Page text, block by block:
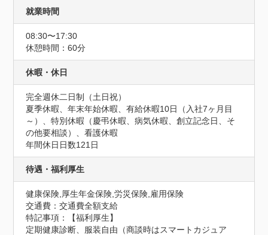
就業時間
08:30〜17:30
休憩時間：60分
休暇・休日
完全週休二日制（土日祝）
夏季休暇、年末年始休暇、有給休暇10日（入社7ヶ月目
～）、特別休暇（慶弔休暇、病気休暇、創立記念日、そ
の他要相談）、看護休暇
年間休日日数121日
待遇・福利厚生
健康保険,厚生年金保険,労災保険,雇用保険
交通費：交通費全額支給
特記事項：【福利厚生】
定期健康診断、服装自由（商談時はスマートカジュア